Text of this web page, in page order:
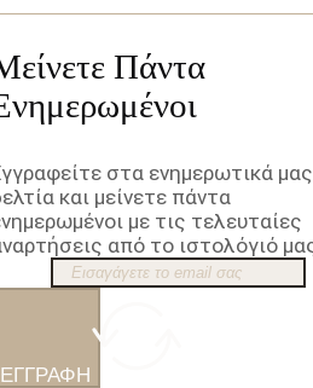
Πάντα
στα ενημερωτικά μας
και μείνετε πάντα
με τις τελευταίες
από το ιστολόγιό
ΕΓΓΡΑΦΉ